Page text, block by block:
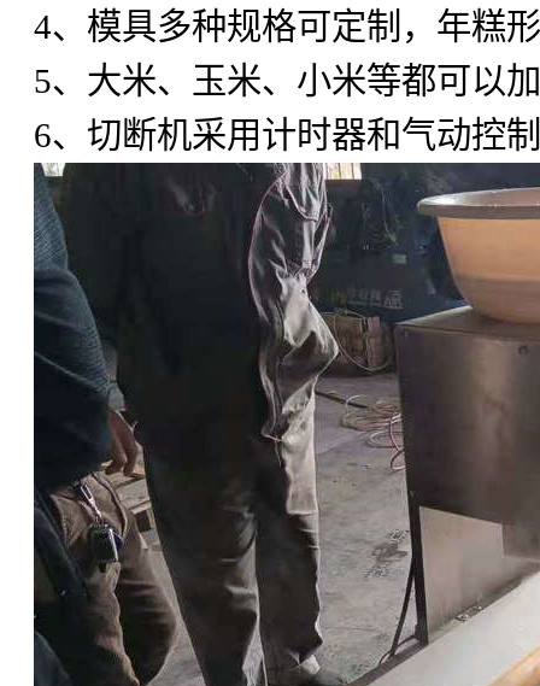
4、模具多种规格可定制，年糕
5、大米、玉米、小米等都可以
6、切断机采用计时器和气动控